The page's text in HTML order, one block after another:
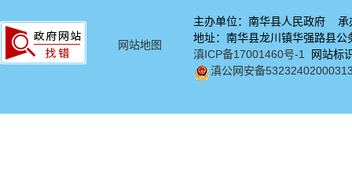
网站地图
主办单位：南华县人民政府 承
地址：南华县龙川镇华强路
滇ICP备17001460号-1
网站标
滇公网安备